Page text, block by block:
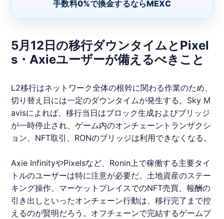
手数料0%で換金するならMEXC
5月12日の移行ダウンタイムとPixel
s・Axieユーザーが備えるべきこと
L2移行はネットワーク全体の根幹に関わる作業のため、
切り替え日には一定のダウンタイムが発生する。Sky M
avisによれば、移行当日はブロック生成およびブリッジ
が一時停止され、ゲーム内のオンチェーントランザクシ
ョン、NFT取引、 RONのブリッジは利用できなくなる。
Axie InfinityやPixelsなど、 Ronin上で稼働する主要タイ
トルのユーザーは特に注意が必要だ。土地資産のステー
キング操作、マーケットプレイスでのNFT売買、報酬の
引き出しといったオンチェーン行動は、移行完了まで控
えるのが賢明だろう。オフチェーンで完結するゲームプ